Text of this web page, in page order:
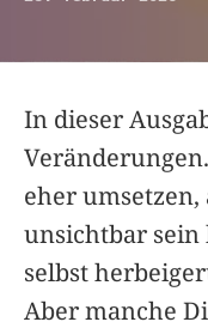
In dieser
eher umsetzen,
unsichtbar
selbst
Aber manche